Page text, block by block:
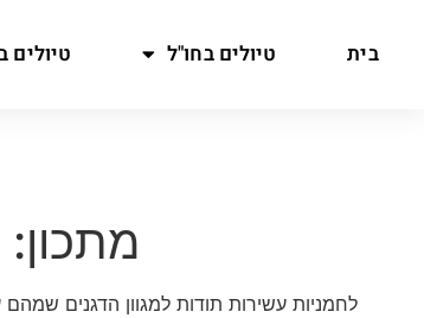
בית טיולים בחו"ל טיולים
לחמניות עשירות תודות למגוון הדגנים